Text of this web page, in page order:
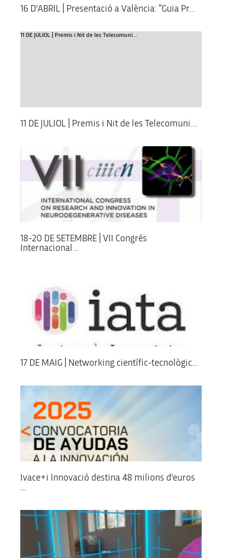
16 D'ABRIL | Presentació a València: “Guia Pr...
11 DE JULIOL | Premis i Nit de les Telecomuni...
11 DE JULIOL | Premis i Nit de les Telecomuni...
18-20 DE SETEMBRE | VII Congrés
Internacional...
17 DE MAIG | Networking científic-tecnològic...
Ivace+i Innovació destina 48 milions d'euros
...